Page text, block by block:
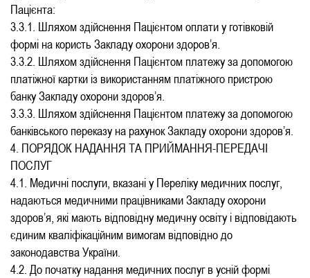
Пацієнта:
3.3.1. Шляхом здійснення Пацієнтом оплати у готівковій
формі на користь Закладу охорони здоров’я.
3.3.2. Шляхом здійснення Пацієнтом платежу за допомогою
платіжної картки із використанням платіжного пристрою
банку Закладу охорони здоров’я.
3.3.3. Шляхом здійснення Пацієнтом платежу за допомогою
банківського переказу на рахунок Закладу охорони здоров’я.
4. ПОРЯДОК НАДАННЯ ТА ПРИЙМАННЯ-ПЕРЕДАЧІ
ПОСЛУГ
4.1. Медичні послуги, вказані у Переліку медичних послуг,
надаються медичними працівниками Закладу охорони
здоров’я, які мають відповідну медичну освіту і відповідають
єдиним кваліфікаційним вимогам відповідно до
законодавства України.
4.2. До початку надання медичних послуг в усній формі